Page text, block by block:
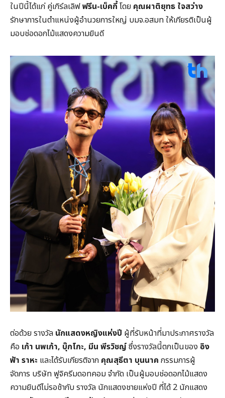
ในปีนี้ได้แก่ คู่เกิร์ลเลิฟฟรีน-เบ็คกี้โดย คุณผาติยุทธ ใจสว่าง
รักษาการในตำแหน่งผู้อำนวยการใหญ่ บมจ.อสมท ให้เกียรติเป็นผู้
มอบช่อดอกไม้แสดงความยินดี
ต่อด้วย รางวัล นักแสดงหญิงแห่งปี ผู้ที่รับหน้าที่มาประกาศรางวัล
คือ เก้า นพเก้า, บุ๊กโกะ, มีน พีรวิชญ์ซึ่งรางวัลนี้ตกเป็นของ อิง
ฟ้า ราหะ และได้รับเกียรติจาก คุณสุธีตา บุนนาค กรรมการผู้
จัดการ บริษัท ฟูจิครีมดอทคอม จำกัด เป็นผู้มอบช่อดอกไม้แสดง
ความยินดีไม่รอช้ากับ รางวัล นักแสดงชายแห่งปี ที่ได้ 2 นักแสดง